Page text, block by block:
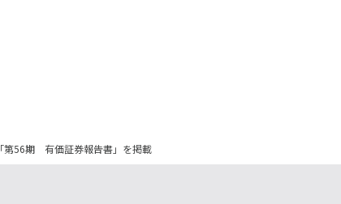
「第56期 有価証券報告書」を掲載